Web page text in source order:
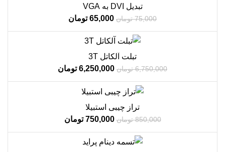
تبدیل DVI به VGA
75,000 تومان 65,000 تومان
تبلت آلکاتل 3T
6,750,000 تومان 6,250,000 تومان
تراز چیبی استبیلا
850,000 تومان 750,000 تومان